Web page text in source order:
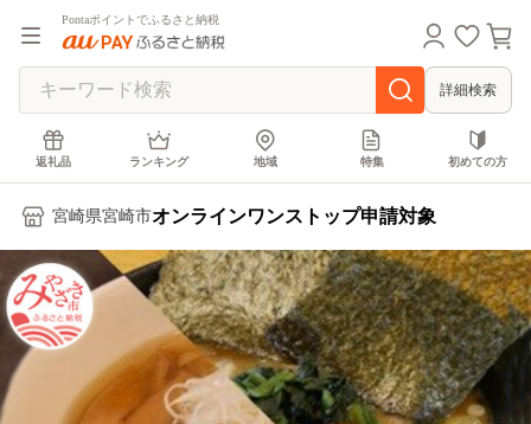
Pontaポイントでふるさと納税
詳細検索
返礼品 ランキング 地域 特集 初めての方
宮崎県宮崎市オンラインワンストップ申請対象